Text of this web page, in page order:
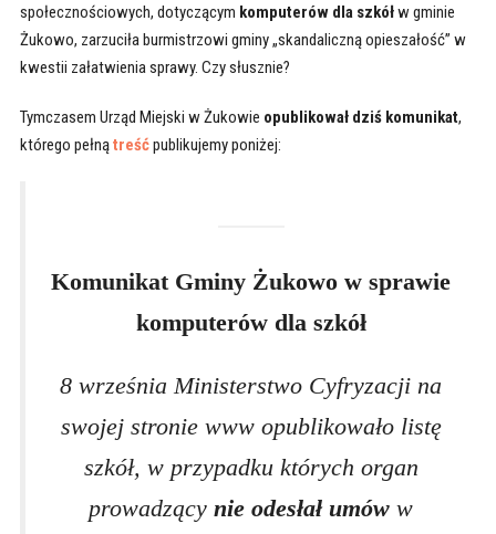
społecznościowych, dotyczącym komputerów dla szkółw gminie
Żukowo, zarzuciła burmistrzowi gminy „skandaliczną opieszałość” w
kwestii załatwienia sprawy. Czy słusznie?
Tymczasem Urząd Miejski w Żukowie opublikował dziś komunikat,
którego pełnątreśćpublikujemy poniżej:
Komunikat Gminy Żukowo w sprawie
komputerów dla szkół
8 września Ministerstwo Cyfryzacji na
swojej stronie www opublikowało listę
szkół, w przypadku których organ
prowadzący nie odesłał umów w